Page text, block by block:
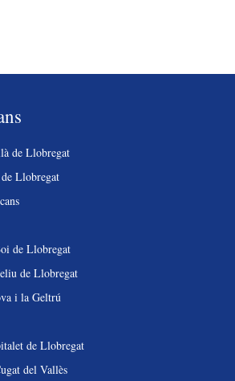
de Llobregat
Llobregat
de Llobregat
de Llobregat
i la Geltrú
de Llobregat
del Vallès